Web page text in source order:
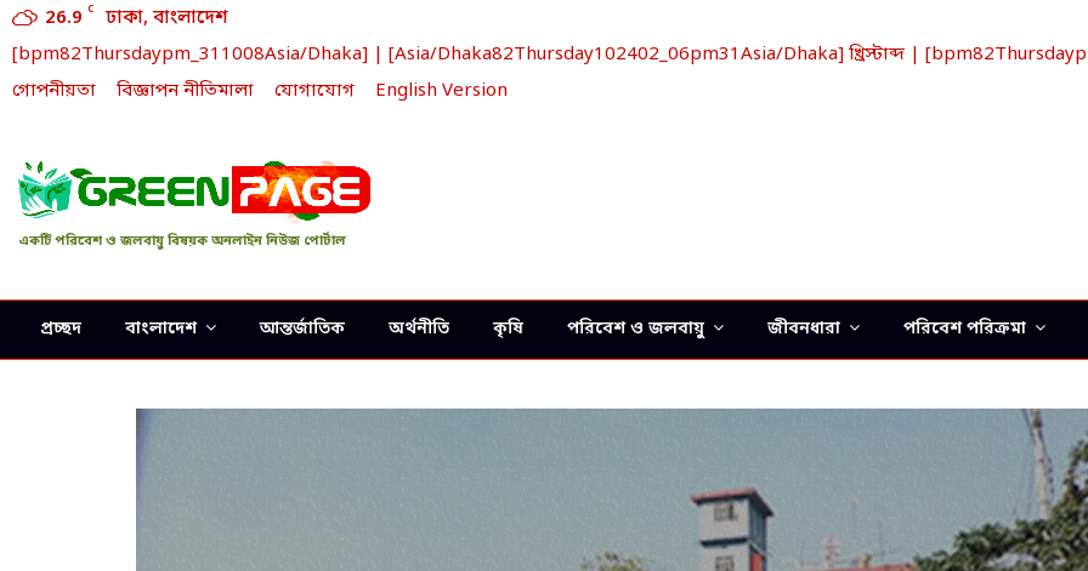
26.9 C
ঢাকা, বাংলাদেশ
[bpm82Thursdaypm_311008Asia/Dhaka] | [Asia/Dhaka82Thursday102402_06pm31Asia/Dhaka] খ্রিস্টাব্দ |
গোপনীয়তা বিজ্ঞাপন নীতিমালা যোগাযোগ English Version
একটি পরিবেশ ও জলবায়ু বিষয়ক অনলাইন নিউজ পোর্টাল
প্রচ্ছদ বাংলাদেশ আন্তর্জাতিক অর্থনীতি কৃষি পরিবেশ ও জলবায়ু জীবনধারা পরিবেশ পরিক্রমা